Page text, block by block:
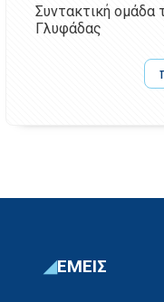
Συντακτική ομάδα
Γλυφάδας
ΕΜΕΙΣ